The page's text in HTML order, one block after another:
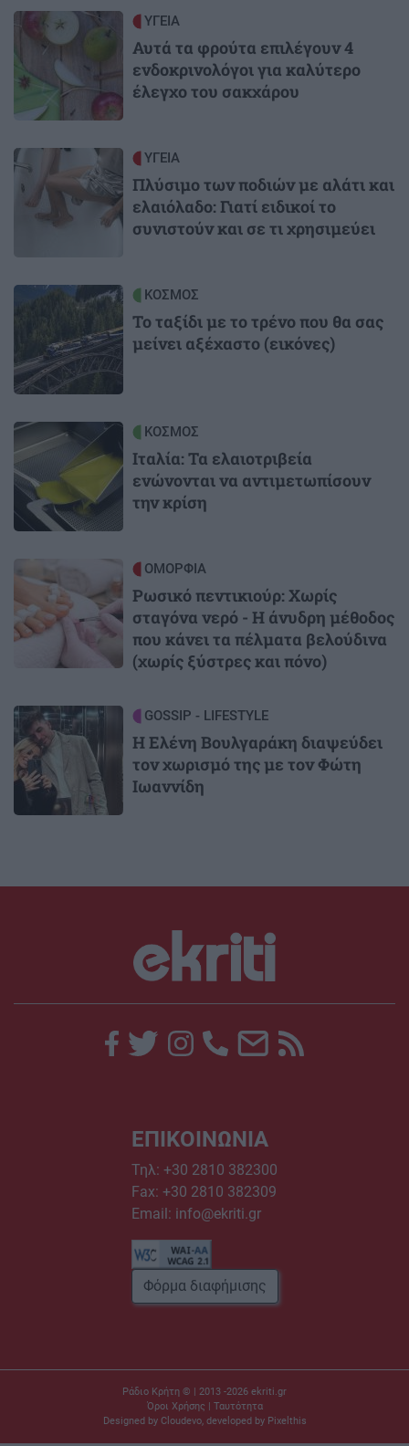
Image ΥΓΕΙΑ
Αυτά τα φρούτα επιλέγουν 4
ενδοκρινολόγοι για καλύτερο
έλεγχο του σακχάρου
Image ΥΓΕΙΑ
Πλύσιμο των ποδιών με αλάτι και
ελαιόλαδο: Γιατί ειδικοί το
συνιστούν και σε τι χρησιμεύει
Image ΚΟΣΜΟΣ
Το ταξίδι με το τρένο που θα σας
μείνει αξέχαστο (εικόνες)
Image ΚΟΣΜΟΣ
Ιταλία: Τα ελαιοτριβεία
ενώνονται να αντιμετωπίσουν
την κρίση
ΟΜΟΡΦΙΑ
Ρωσικό πεντικιούρ: Χωρίς
σταγόνα νερό - Η άνυδρη μέθοδος
που κάνει τα πέλματα βελούδινα
(χωρίς ξύστρες και πόνο)
Image GOSSIP - LIFESTYLE
Η Ελένη Βουλγαράκη διαψεύδει
τον χωρισμό της με τον Φώτη
Ιωαννίδη
ΕΠΙΚΟΙΝΩΝΙΑ
Τηλ: +30 2810 382300
Fax: +30 2810 382309
Email: info@ekriti.gr
Φόρμα διαφήμισης
Ράδιο Κρήτη © | 2013 -2026 ekriti.gr
Όροι Χρήσης
Ταυτότητα
Designed by Cloudevo, developed by Pixelthis